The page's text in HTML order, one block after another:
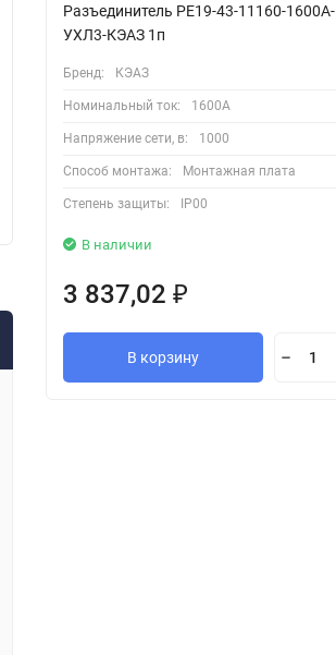
Разъединитель РЕ19-43-11160-1600А-
УХЛ3-КЭАЗ 1п
Бренд: КЭАЗ
Номинальный ток: 1600А
Напряжение сети, в: 1000
Способ монтажа: Монтажная плата
Степень защиты: IP00
В наличии
3 837,02 ₽
В корзину